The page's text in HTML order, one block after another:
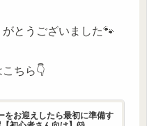
とうございました🐾
ちら👇
をお迎えしたら最初に準備す